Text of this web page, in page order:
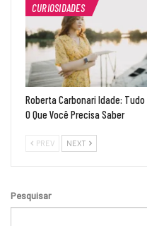
CURIOSIDADES
Roberta Carbonari Idade: Tudo
O Que Você Precisa Saber
PREV NEXT
Pesquisar